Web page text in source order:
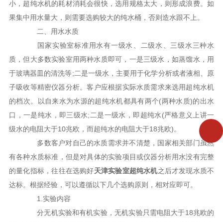
小，超纯水机的耗材消耗会很快，选用规格太大，则形成浪费。如
果集中用水量大，则需要选购较大的纯水桶，否则造水跟不上。
二、用水水质
国家实验室标准用水有一级水、二级水、三级水三种水
质，但大多数实验室用两种水质即可，一是三级水，如蒸馏水，用
于玻璃器皿的清洗等;二是一级水，主要用于化学分析或者液相、原
子吸收等精密仪器分析。客户应根据实际水质需求来选用超纯水机
的档次。以自来水为水源的超纯水机都具有两个(两种水质)的出水
口，一是纯水，即三级水;二是一级水，即超纯水(严格意义上讲一
级水的电阻大于10兆欧，而超纯水的电阻大于18兆欧)。
多数客户对自己的水质需求并不清楚，国家相关部门虽然
有各种水质标准，但是对具体的实验项目或仪器分析用水没有完整
的量化指标，往往在选购好天津实验室超纯水机之后才发现水质不
达标。根据经验，可以遵循以下几个选购原则，相对应即可。
1.实验内容
分无机实验和有机实验，无机实验只需电阻大于18兆欧的